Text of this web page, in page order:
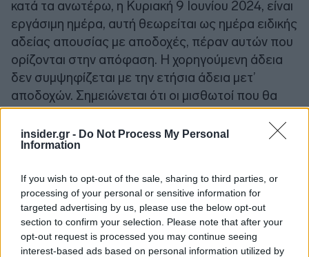
insider.gr - Do Not Process My Personal
Information
If you wish to opt-out of the sale, sharing to third parties, or
processing of your personal or sensitive information for
targeted advertising by us, please use the below opt-out
section to confirm your selection. Please note that after your
opt-out request is processed you may continue seeing
interest-based ads based on personal information utilized by
κατά τα ανωτέρω, η Κυριακή 9 Ιουνίου 2024, είναι
εργάσιμη ημέρα, αυτή θεωρείται ως ημέρα ειδικής
αδείας απουσίας με αποδοχές, πέραν αυτών που
ορίζονται στην απόφαση. Η χορηγούμενη άδεια
δεν συμψηφίζεται με την ετήσια άδεια μετ’
αποδοχών. Σημειώνεται ότι οι μισθωτοί που θα
κάνουν χρήση της ειδικής εκλογικής άδειας
υποχρεούνται να προσκομίσουν στον εργοδότη
τους, βεβαίωση αρμοδίου οργάνου, από την
εκλογές.